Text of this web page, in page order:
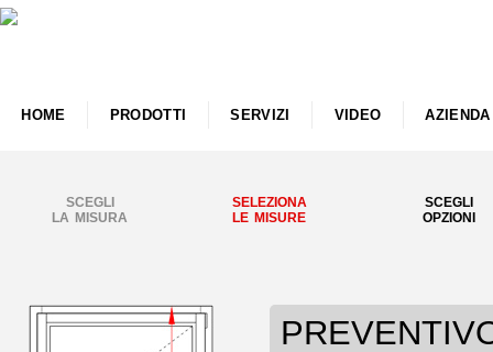
HOME PRODOTTI SERVIZI VIDEO AZIENDA
SCEGLI
LA MISURA
SELEZIONA
LE MISURE
SCEGLI
OPZIONI